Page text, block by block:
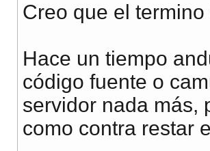
Creo que el
Hace un tiempo
código fuente o
servidor nada más,
como contra restar